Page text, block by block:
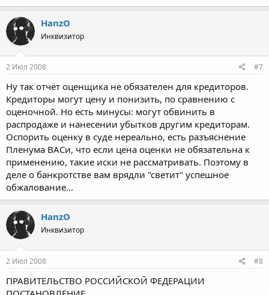
HanzO
Инквизитор
2 Июл 2008 #7
Ну так отчёт оценщика не обязателен для кредиторов.
Кредиторы могут цену и понизить, по сравнению с
оценочной. Но есть минусы: могут обвинить в
распродаже и нанесении убытков другим кредиторам.
Оспорить оценку в суде нереально, есть разъяснение
Пленума ВАСи, что если цена оценки не обязательна к
применению, такие иски не рассматривать. Поэтому в
деле о банкротстве вам врядли "светит" успешное
обжалование...
HanzO
Инквизитор
2 Июл 2008 #8
ПРАВИТЕЛЬСТВО РОССИЙСКОЙ ФЕДЕРАЦИИ